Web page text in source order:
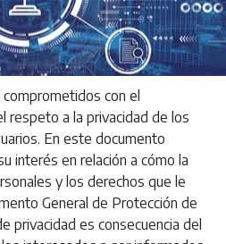
con el
respeto a la privacidad de los
En este documento
interés en relación a cómo la
y los derechos que le
General de Protección de
privacidad es consecuencia del